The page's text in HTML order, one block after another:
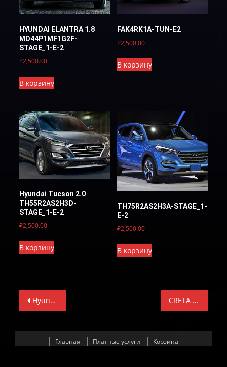
HYUNDAI ELANTRA 1.8
MD44P1MF1G2F-
STAGE_1-E-2
₽2,500.00
В корзину
FAK4RK1A-TUN-E2
₽2,500.00
В корзину
Hyundai Tucson 2.0
TH55R2AS2H3D-
STAGE_1-E-2
₽2,500.00
В корзину
TH75R2AS2H3A-STAGE_1-
Е-2
₽2,500.00
В корзину
Навигация
записям
Hyundai Tucson 2.0 TH95R2AS2K2B-Е-2-КС CRETA CVN-GAGSRGE56FS36600-TUN-E-2
Главная Платные услуги
Корзина